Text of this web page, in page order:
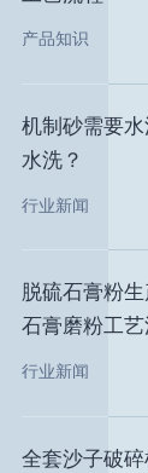
产品知识
机制砂需要
水洗？
行业新闻
脱硫石膏粉
石膏磨粉工
行业新闻
全套沙子破